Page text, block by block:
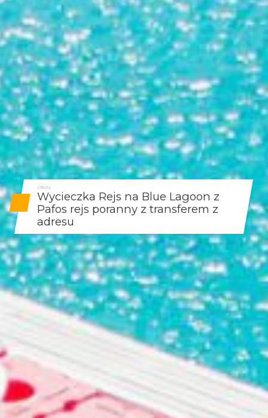
Oferta
Wycieczka Rejs na Blue Lagoon z
Pafos rejs poranny z transferem z
adresu